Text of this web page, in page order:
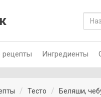
Ингредиенты
Тесто Беляши,